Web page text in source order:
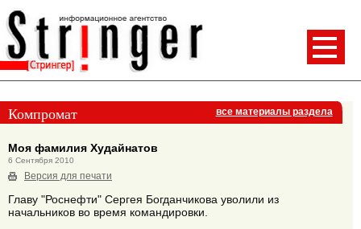
Компромат все материалы раздела
Моя фамилия Худайнатов
6 Сентября 2010
Версия для печати
Главу "Роснефти" Сергея Богданчикова уволили из
начальников во время командировки.